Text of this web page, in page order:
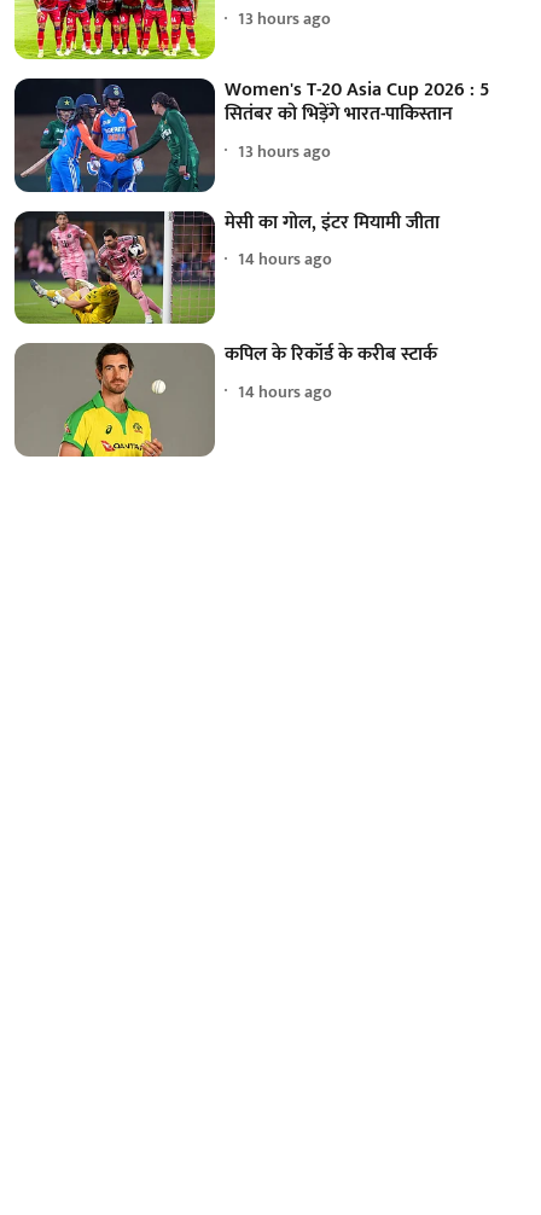
13 hours ago
Women's T-20 Asia Cup 2026 : 5
सितंबर को भिड़ेंगे भारत-पाकिस्तान
13 hours ago
मेसी का गोल, इंटर मियामी जीता
14 hours ago
कपिल के रिकॉर्ड के करीब स्टार्क
14 hours ago